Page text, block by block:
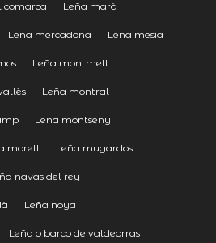
comarca Leña marà
Leña mercadona Leña mesía
Leña montmell
Leña montral
Leña montseny
morell Leña mugardos
navas del rey
Leña noya
Leña o barco de valdeorras